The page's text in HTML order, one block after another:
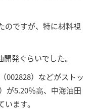
のですが、特に材料視
発ぐらいでした。
002828）などがストッ
が5.20％高、中海油田
ます。